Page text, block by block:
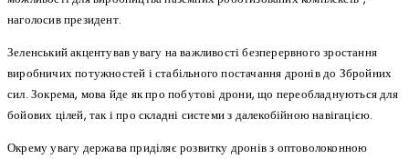
наголосив президент.
Зеленський акцентував увагу на важливості безперервного зростання
виробничих потужностей і стабільного постачання дронів до Збройних
сил. Зокрема, мова йде як про побутові дрони, що переобладнуються для
бойових цілей, так і про складні системи з далекобійною навігацією.
Окрему увагу держава приділяє розвитку дронів з оптоволоконною